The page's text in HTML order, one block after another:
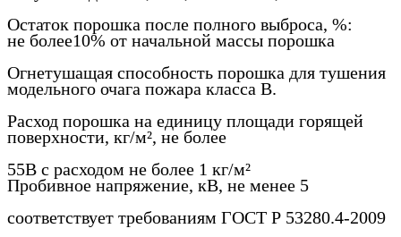
Остаток порошка после полного выброса, %:
не более10% от начальной массы порошка
Огнетушащая способность порошка для тушения
модельного очага пожара класса В.
Расход порошка на единицу площади горящей
поверхности, кг/м², не более
55В с расходом не более 1 кг/м²
Пробивное напряжение, кВ, не менее 5
соответствует требованиям ГОСТ Р 53280.4-2009